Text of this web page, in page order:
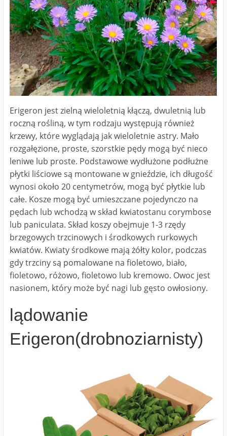
Erigeron jest zielną wieloletnią kłączą, dwuletnią lub
roczną rośliną, w tym rodzaju występują również
krzewy, które wyglądają jak wieloletnie astry. Mało
rozgałęzione, proste, szorstkie pędy mogą być nieco
leniwe lub proste. Podstawowe wydłużone podłużne
płytki liściowe są montowane w gnieździe, ich długość
wynosi około 20 centymetrów, mogą być płytkie lub
całe. Kosze mogą być umieszczane pojedynczo na
pędach lub wchodzą w skład kwiatostanu corymbose
lub paniculata. Skład koszy obejmuje 1-3 rzędy
brzegowych trzcinowych i środkowych rurkowych
kwiatów. Kwiaty środkowe mają żółty kolor, podczas
gdy trzciny są pomalowane na fioletowo, biało,
fioletowo, różowo, fioletowo lub kremowo. Owoc jest
nasionem, który może być nagi lub gęsto owłosiony.
lądowanie
Erigeron(drobnoziarnisty)